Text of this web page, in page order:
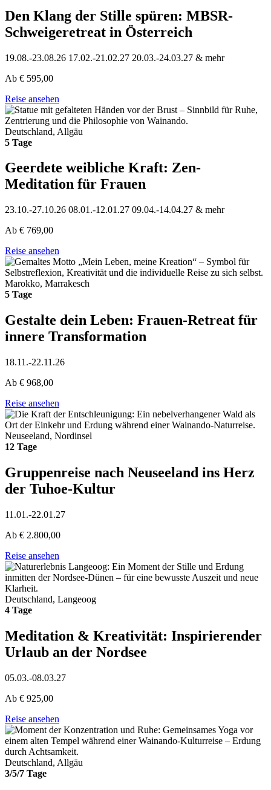
Den Klang der Stille spüren: MBSR-
Schweigeretreat in Österreich
19.08.-23.08.26 17.02.-21.02.27 20.03.-24.03.27 & mehr
Ab € 595,00
Reise ansehen
Deutschland, Allgäu
5 Tage
Geerdete weibliche Kraft: Zen-
Meditation für Frauen
23.10.-27.10.26 08.01.-12.01.27 09.04.-14.04.27 & mehr
Ab € 769,00
Reise ansehen
Marokko, Marrakesch
5 Tage
Gestalte dein Leben: Frauen-Retreat für
innere Transformation
18.11.-22.11.26
Ab € 968,00
Reise ansehen
Neuseeland, Nordinsel
12 Tage
Gruppenreise nach Neuseeland ins Herz
der Tuhoe-Kultur
11.01.-22.01.27
Ab € 2.800,00
Reise ansehen
Deutschland, Langeoog
4 Tage
Meditation & Kreativität: Inspirierender
Urlaub an der Nordsee
05.03.-08.03.27
Ab € 925,00
Reise ansehen
Deutschland, Allgäu
3/5/7 Tage